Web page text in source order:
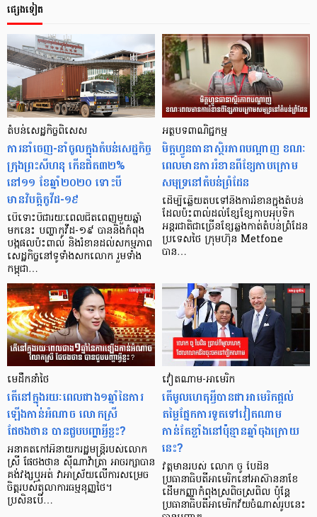
ផ្សេងទៀត
តំបន់សេដ្ឋកិច្ចពិសេស​
ការនាំចេញ-នាំចូលក្នុងតំបន់សេដ្ឋកិច្ច
ក្រុងព្រះសីហនុ កើនជិត៣២%
នៅ១១ ខែឆ្នាំ២០២០ ទោះបី
មានវិបត្តិកូវីដ-១៩
បើទោះបីជារយៈពេលជិតពេញមួយឆ្នាំ
មកនេះ បញ្ហាកូវីដ-១៩ បាននិងកំពុង
បង្កផលប៉ះពាល់ និងរំខានដល់សកម្មភាព
សេដ្ឋកិច្ចនៅទូទាំងសកលោក រួមទាំង
កម្ពុជា…
អត្ថបទពាណិជ្ជកម្ម
មិត្ដហ្វូនធានាស្ថិរភាពបណ្តាញ ខណៈ
ពេលមានការរំខានពីខ្សែកាបក្រោម
សមុទ្រនៅតំបន់ព្រំដែន
ដើម្បីឆ្លើយតបទៅនឹងការរំខានក្នុងតំបន់
ដែលប៉ះពាល់ដល់ខ្សែខ្សែកាបអុបទិក
អន្តរជាតិជាច្រើនខ្សែឆ្លងកាត់តំបន់ព្រំដែន
ប្រទេសថៃ ក្រុមហ៊ុន Metfone
បាន…
មេដឹកនាំថៃ
តើនៅក្នុងរយៈពេលជាង១ឆ្នាំនៃការ
ឡើងកាន់អំណាច លោកស្រី
ផែថងថាន បានជួបបញ្ហាអ្វីខ្លះ?
អនាគតកៅអីនាយករដ្ឋមន្រ្តីរបស់លោក
ស្រី ផែថងថាន ស៊ីណាវ៉ាត្រា អាចរក្សាបាន
គង់វង្សឬអត់ វាអាស្រ័យលើការសម្រេច
ចិត្តរបស់តុលាការធម្មនុញ្ញថៃ។
ប្រសិនបើ…
វៀតណាម-អាមេរិក
តើមូលហេតុអ្វីបានជាអាមេរិកផ្តល់
តម្លៃផ្នែកការទូតទៅវៀតណាម
កាន់តែខ្លាំងនៅប៉ុន្មានឆ្នាំចុងក្រោយ
នេះ?
វត្តមានរបស់ លោក ចូ បៃដិន
ប្រធានាធិបតីអាមេរិកនៅអាស៊ាននាខែ
ដើមកញ្ញាកំពុងស្រពិចស្រពិល ប៉ុន្តែ
ប្រធានាធិបតីអាមេរិកវ័យចំណាស់រូបនេះ